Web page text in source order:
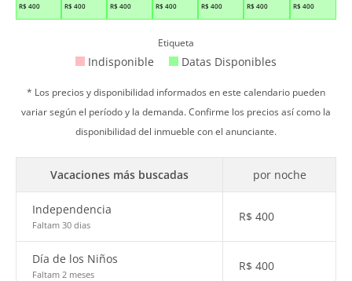
R$ 400
R$ 400
R$ 400
R$ 400
R$ 400
R$ 400
R$ 400
Etiqueta
Indisponible Datas Disponibles
* Los precios y disponibilidad informados en este calendario pueden
variar según el período y la demanda. Confirme los precios así como la
disponibilidad del inmueble con el anunciante.
Vacaciones más buscadas por noche
Independencia
Faltam 30 dias
R$ 400
Día de los Niños
Faltam 2 meses
R$ 400